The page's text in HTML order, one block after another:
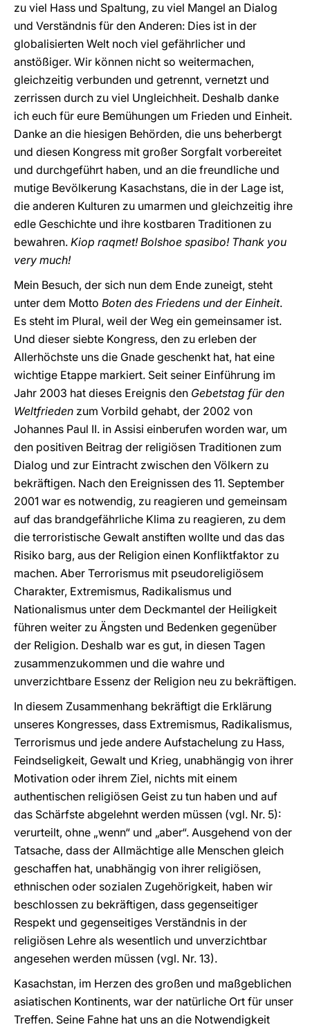
zu viel Hass und Spaltung, zu viel Mangel an Dialog
und Verständnis für den Anderen: Dies ist in der
globalisierten Welt noch viel gefährlicher und
anstößiger. Wir können nicht so weitermachen,
gleichzeitig verbunden und getrennt, vernetzt und
zerrissen durch zu viel Ungleichheit. Deshalb danke
ich euch für eure Bemühungen um Frieden und Einheit.
Danke an die hiesigen Behörden, die uns beherbergt
und diesen Kongress mit großer Sorgfalt vorbereitet
und durchgeführt haben, und an die freundliche und
mutige Bevölkerung Kasachstans, die in der Lage ist,
die anderen Kulturen zu umarmen und gleichzeitig ihre
edle Geschichte und ihre kostbaren Traditionen zu
bewahren. Kiop raqmet! Bolshoe spasibo! Thank you
very much!
Mein Besuch, der sich nun dem Ende zuneigt, steht
unter dem Motto Boten des Friedens und der Einheit.
Es steht im Plural, weil der Weg ein gemeinsamer ist.
Und dieser siebte Kongress, den zu erleben der
Allerhöchste uns die Gnade geschenkt hat, hat eine
wichtige Etappe markiert. Seit seiner Einführung im
Jahr 2003 hat dieses Ereignis den Gebetstag für den
Weltfrieden zum Vorbild gehabt, der 2002 von
Johannes Paul II. in Assisi einberufen worden war, um
den positiven Beitrag der religiösen Traditionen zum
Dialog und zur Eintracht zwischen den Völkern zu
bekräftigen. Nach den Ereignissen des 11. September
2001 war es notwendig, zu reagieren und gemeinsam
auf das brandgefährliche Klima zu reagieren, zu dem
die terroristische Gewalt anstiften wollte und das das
Risiko barg, aus der Religion einen Konfliktfaktor zu
machen. Aber Terrorismus mit pseudoreligiösem
Charakter, Extremismus, Radikalismus und
Nationalismus unter dem Deckmantel der Heiligkeit
führen weiter zu Ängsten und Bedenken gegenüber
der Religion. Deshalb war es gut, in diesen Tagen
zusammenzukommen und die wahre und
unverzichtbare Essenz der Religion neu zu bekräftigen.
In diesem Zusammenhang bekräftigt die Erklärung
unseres Kongresses, dass Extremismus, Radikalismus,
Terrorismus und jede andere Aufstachelung zu Hass,
Feindseligkeit, Gewalt und Krieg, unabhängig von ihrer
Motivation oder ihrem Ziel, nichts mit einem
authentischen religiösen Geist zu tun haben und auf
das Schärfste abgelehnt werden müssen (vgl. Nr. 5):
verurteilt, ohne „wenn“ und „aber“. Ausgehend von der
Tatsache, dass der Allmächtige alle Menschen gleich
geschaffen hat, unabhängig von ihrer religiösen,
ethnischen oder sozialen Zugehörigkeit, haben wir
beschlossen zu bekräftigen, dass gegenseitiger
Respekt und gegenseitiges Verständnis in der
religiösen Lehre als wesentlich und unverzichtbar
angesehen werden müssen (vgl. Nr. 13).
Kasachstan, im Herzen des großen und maßgeblichen
asiatischen Kontinents, war der natürliche Ort für unser
Treffen. Seine Fahne hat uns an die Notwendigkeit